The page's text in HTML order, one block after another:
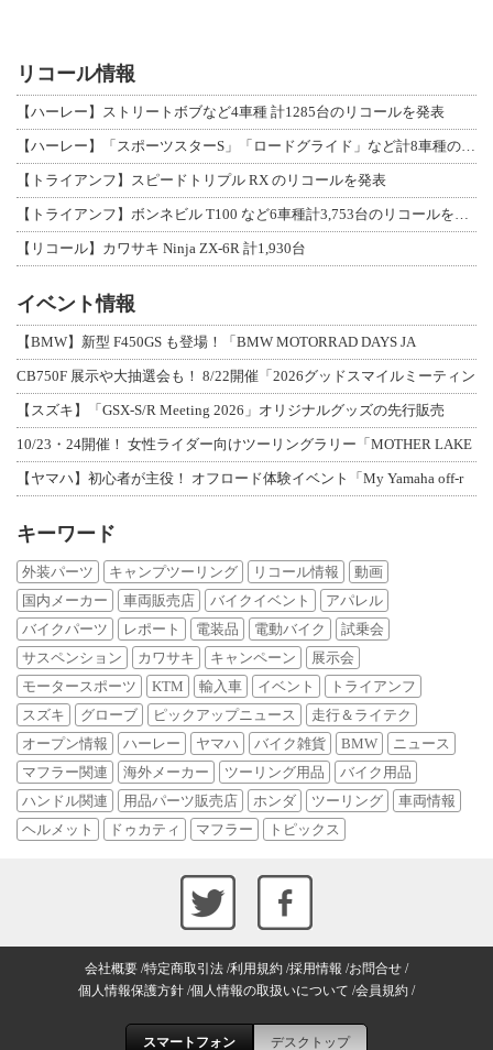
リコール情報
【ハーレー】ストリートボブなど4車種 計1285台のリコールを発表
【ハーレー】「スポーツスターS」「ロードグライド」など計8車種のリコールを発表
【トライアンフ】スピードトリプル RX のリコールを発表
【トライアンフ】ボンネビル T100 など6車種計3,753台のリコールを発表
【リコール】カワサキ Ninja ZX-6R 計1,930台
イベント情報
【BMW】新型 F450GS も登場！「BMW MOTORRAD DAYS JA
CB750F 展示や大抽選会も！ 8/22開催「2026グッドスマイルミーティン
【スズキ】「GSX-S/R Meeting 2026」オリジナルグッズの先行販売
10/23・24開催！ 女性ライダー向けツーリングラリー「MOTHER LAKE
【ヤマハ】初心者が主役！ オフロード体験イベント「My Yamaha off-r
キーワード
外装パーツ キャンプツーリング リコール情報
動画
国内メーカー
車両販売店 バイクイベント
アパレル
バイクパーツ
レポート 電装品 電動バイク
試乗会
サスペンション
カワサキ キャンペーン
展示会
モータースポーツ
KTM 輸入車 イベント
トライアンフ
スズキ
グローブ ピックアップニュース
走行＆ライテク
オープン情報
ハーレー ヤマハ バイク雑貨 BMW
ニュース
マフラー関連
海外メーカー ツーリング用品
バイク用品
ハンドル関連
用品パーツ販売店 ホンダ ツーリング
車両情報
ヘルメット
ドゥカティ マフラー トピックス
会社概要 特定商取引法 利用規約 採用情報 お問合せ
個人情報保護方針 個人情報の取扱いについて 会員規約
スマートフォン デスクトップ